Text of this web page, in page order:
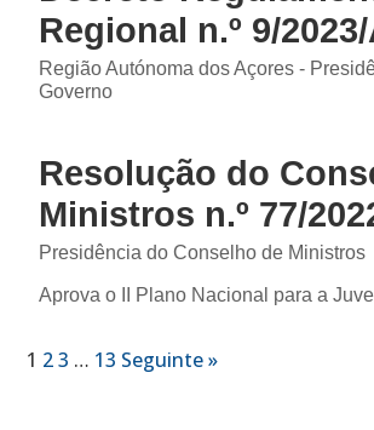
Regional n.º 9/
Região Autónoma dos Açores -
Governo
Resolução do
Ministros n.º 77/
Presidência do Conselho de Ministros
Aprova o II Plano Nacional para a
1 2 3 … 13 Seguinte »